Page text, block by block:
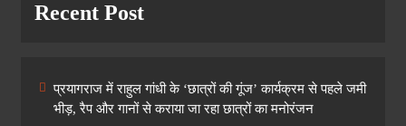
Recent Post
प्रयागराज में राहुल गांधी के ‘छात्रों की गूंज’ कार्यक्रम से पहले जमी
भीड़, रैप और गानों से कराया जा रहा छात्रों का मनोरंजन